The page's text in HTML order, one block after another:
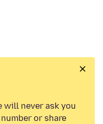
will never ask you
or share